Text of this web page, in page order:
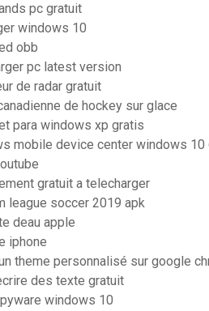
pc gratuit
windows 10
obb
pc latest version
de radar gratuit
de hockey sur glace
para windows xp gratis
mobile device center windows 10
gratuit a telecharger
league soccer 2019 apk
deau apple
iphone
theme personnalisé sur google
des texte gratuit
windows 10